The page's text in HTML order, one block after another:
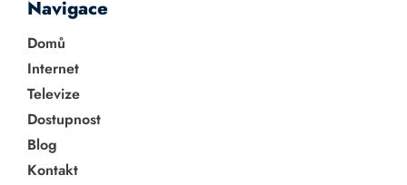
Navigace
Domů
Internet
Televize
Dostupnost
Blog
Kontakt